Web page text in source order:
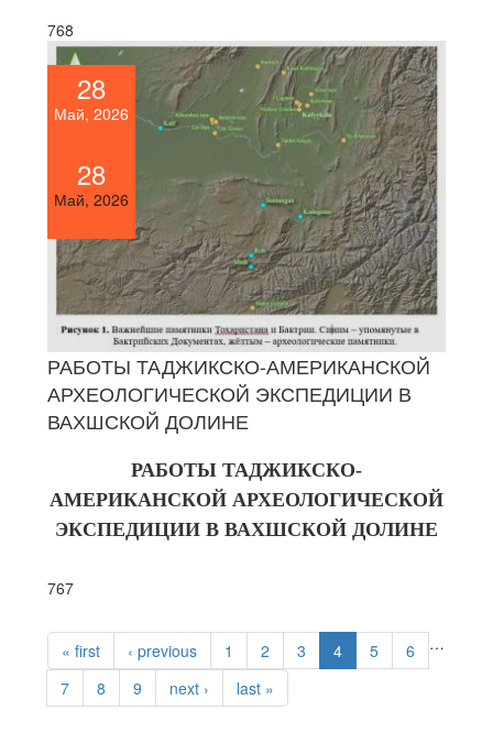
768
28
Май, 2026
28
Май, 2026
РАБОТЫ ТАДЖИКСКО-АМЕРИКАНСКОЙ
АРХЕОЛОГИЧЕСКОЙ ЭКСПЕДИЦИИ В
ВАХШСКОЙ ДОЛИНЕ
РАБОТЫ ТАДЖИКСКО-
АМЕРИКАНСКОЙ АРХЕОЛОГИЧЕСКОЙ
ЭКСПЕДИЦИИ В ВАХШСКОЙ ДОЛИНЕ
767
PAGES
« first ‹ previous 1 2 3 4 5
6
7
8 9
…
next › last »